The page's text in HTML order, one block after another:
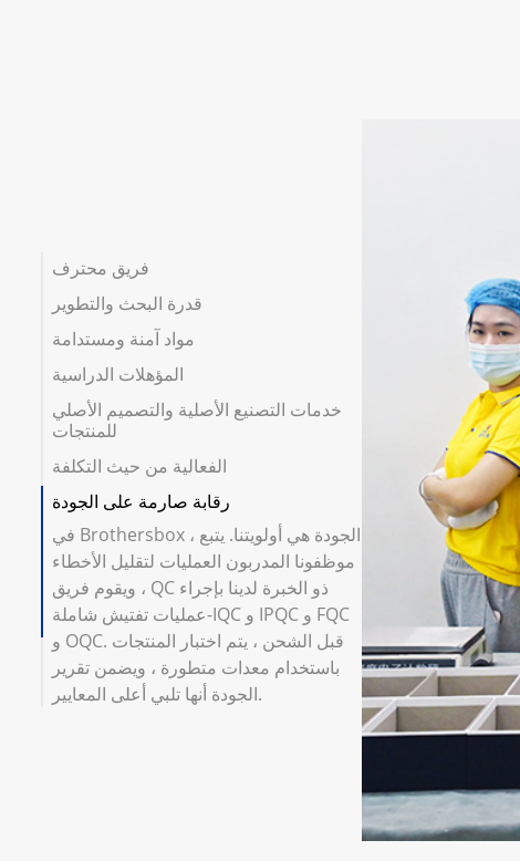
فريق محترف
قدرة البحث والتطوير
مواد آمنة ومستدامة
المؤهلات الدراسية
خدمات التصنيع الأصلية والتصميم الأصلي
للمنتجات
الفعالية من حيث التكلفة
رقابة صارمة على الجودة
في Brothersbox ، الجودة هي أولويتنا. يتبع
موظفونا المدربون العمليات لتقليل الأخطاء
، ويقوم فريق QC ذو الخبرة لدينا بإجراء
عمليات تفتيش شاملة-IQC و IPQC و FQC
و OQC. قبل الشحن ، يتم اختبار المنتجات
باستخدام معدات متطورة ، ويضمن تقرير
الجودة أنها تلبي أعلى المعايير.